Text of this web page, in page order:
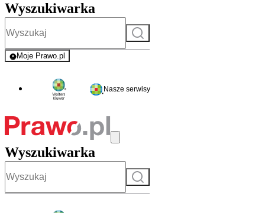
Wyszukiwarka
Szukaj
Moje Prawo.pl
- rejestracja i logowanie do serwisu
Nasze serwisy
Wyszukiwarka
Szukaj